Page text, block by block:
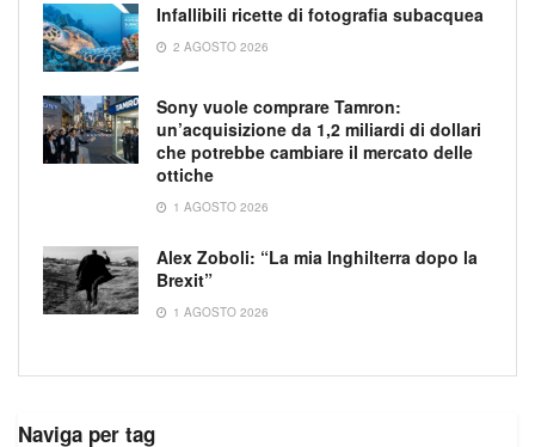
Infallibili ricette di fotografia subacquea
2 AGOSTO 2026
Sony vuole comprare Tamron:
un’acquisizione da 1,2 miliardi di dollari
che potrebbe cambiare il mercato delle
ottiche
1 AGOSTO 2026
Alex Zoboli: “La mia Inghilterra dopo la
Brexit”
1 AGOSTO 2026
Naviga per tag